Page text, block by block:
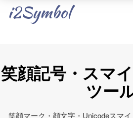
i2Symbol
笑顔記号・スマ
ツー
笑顔マーク・顔文字・Unicodeスマ